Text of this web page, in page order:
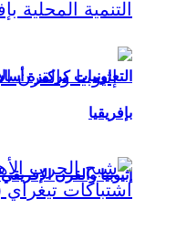
إثيوبيا والقرن
التعاونيات كركيزة
بإفريقيا